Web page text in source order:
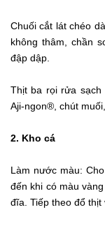
Chuối cắt lát chéo
không thâm, chần
đập dập.
Thịt ba rọi rửa
Aji-ngon®, chút
2. Kho cá
Làm nước màu:
đến khi có màu
đĩa. Tiếp theo đổ thịt